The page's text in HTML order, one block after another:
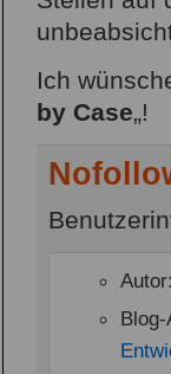
Ich
by Case„!
Blog-